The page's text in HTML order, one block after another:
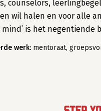
counselors,
wil halen en voor alle
mind’ is het negentiende
werk: mentoraat,